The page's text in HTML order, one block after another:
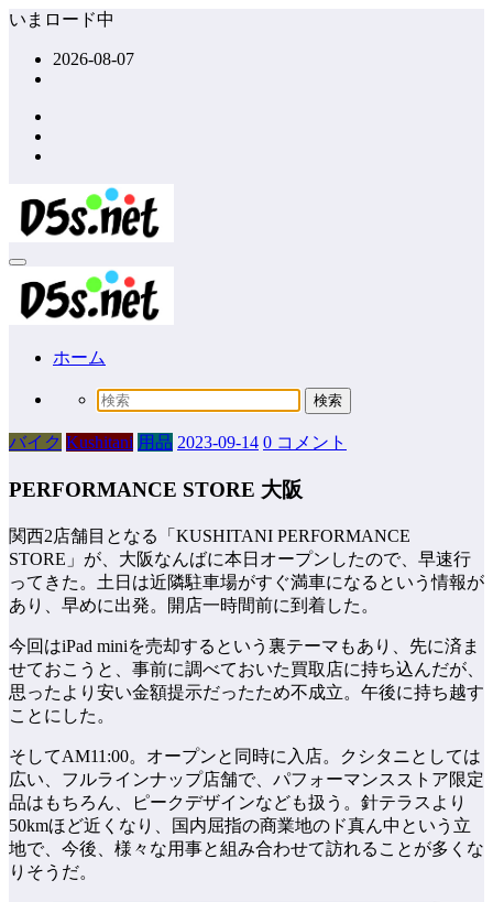
コ
ッ
プ
いまロード中
2026-08-07
ホーム
バイク Kushitani 用品 2023-09-14 0 コメント
PERFORMANCE STORE 大阪
関西2店舗目となる「KUSHITANI PERFORMANCE
STORE」が、大阪なんばに本日オープンしたので、早速行
ってきた。土日は近隣駐車場がすぐ満車になるという情報が
あり、早めに出発。開店一時間前に到着した。
今回はiPad miniを売却するという裏テーマもあり、先に済ま
せておこうと、事前に調べておいた買取店に持ち込んだが、
思ったより安い金額提示だったため不成立。午後に持ち越す
ことにした。
そしてAM11:00。オープンと同時に入店。クシタニとしては
広い、フルラインナップ店舗で、パフォーマンスストア限定
品はもちろん、ピークデザインなども扱う。針テラスより
50kmほど近くなり、国内屈指の商業地のド真ん中という立
地で、今後、様々な用事と組み合わせて訪れることが多くな
りそうだ。